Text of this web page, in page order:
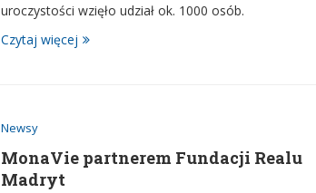
uroczystości wzięło udział ok. 1000 osób.
Czytaj więcej
Newsy
MonaVie partnerem Fundacji Realu
Madryt